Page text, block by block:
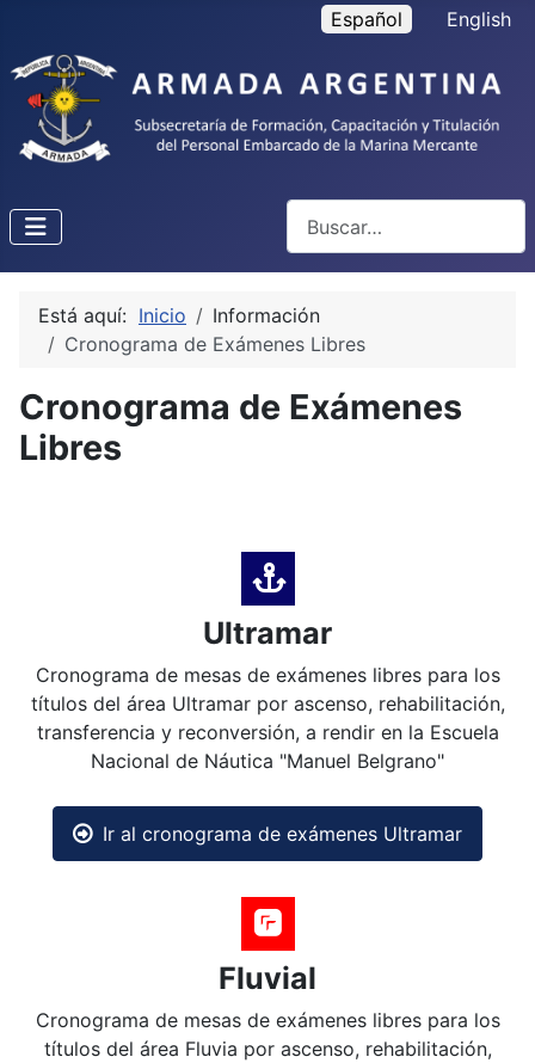
Español English
Está aquí: Inicio
Información
Cronograma de Exámenes Libres
Cronograma de Exámenes
Libres
Ultramar
Cronograma de mesas de exámenes libres para los
títulos del área Ultramar por ascenso, rehabilitación,
transferencia y reconversión, a rendir en la Escuela
Nacional de Náutica "Manuel Belgrano"
Ir al cronograma de exámenes Ultramar
Fluvial
Cronograma de mesas de exámenes libres para los
títulos del área Fluvia por ascenso, rehabilitación,